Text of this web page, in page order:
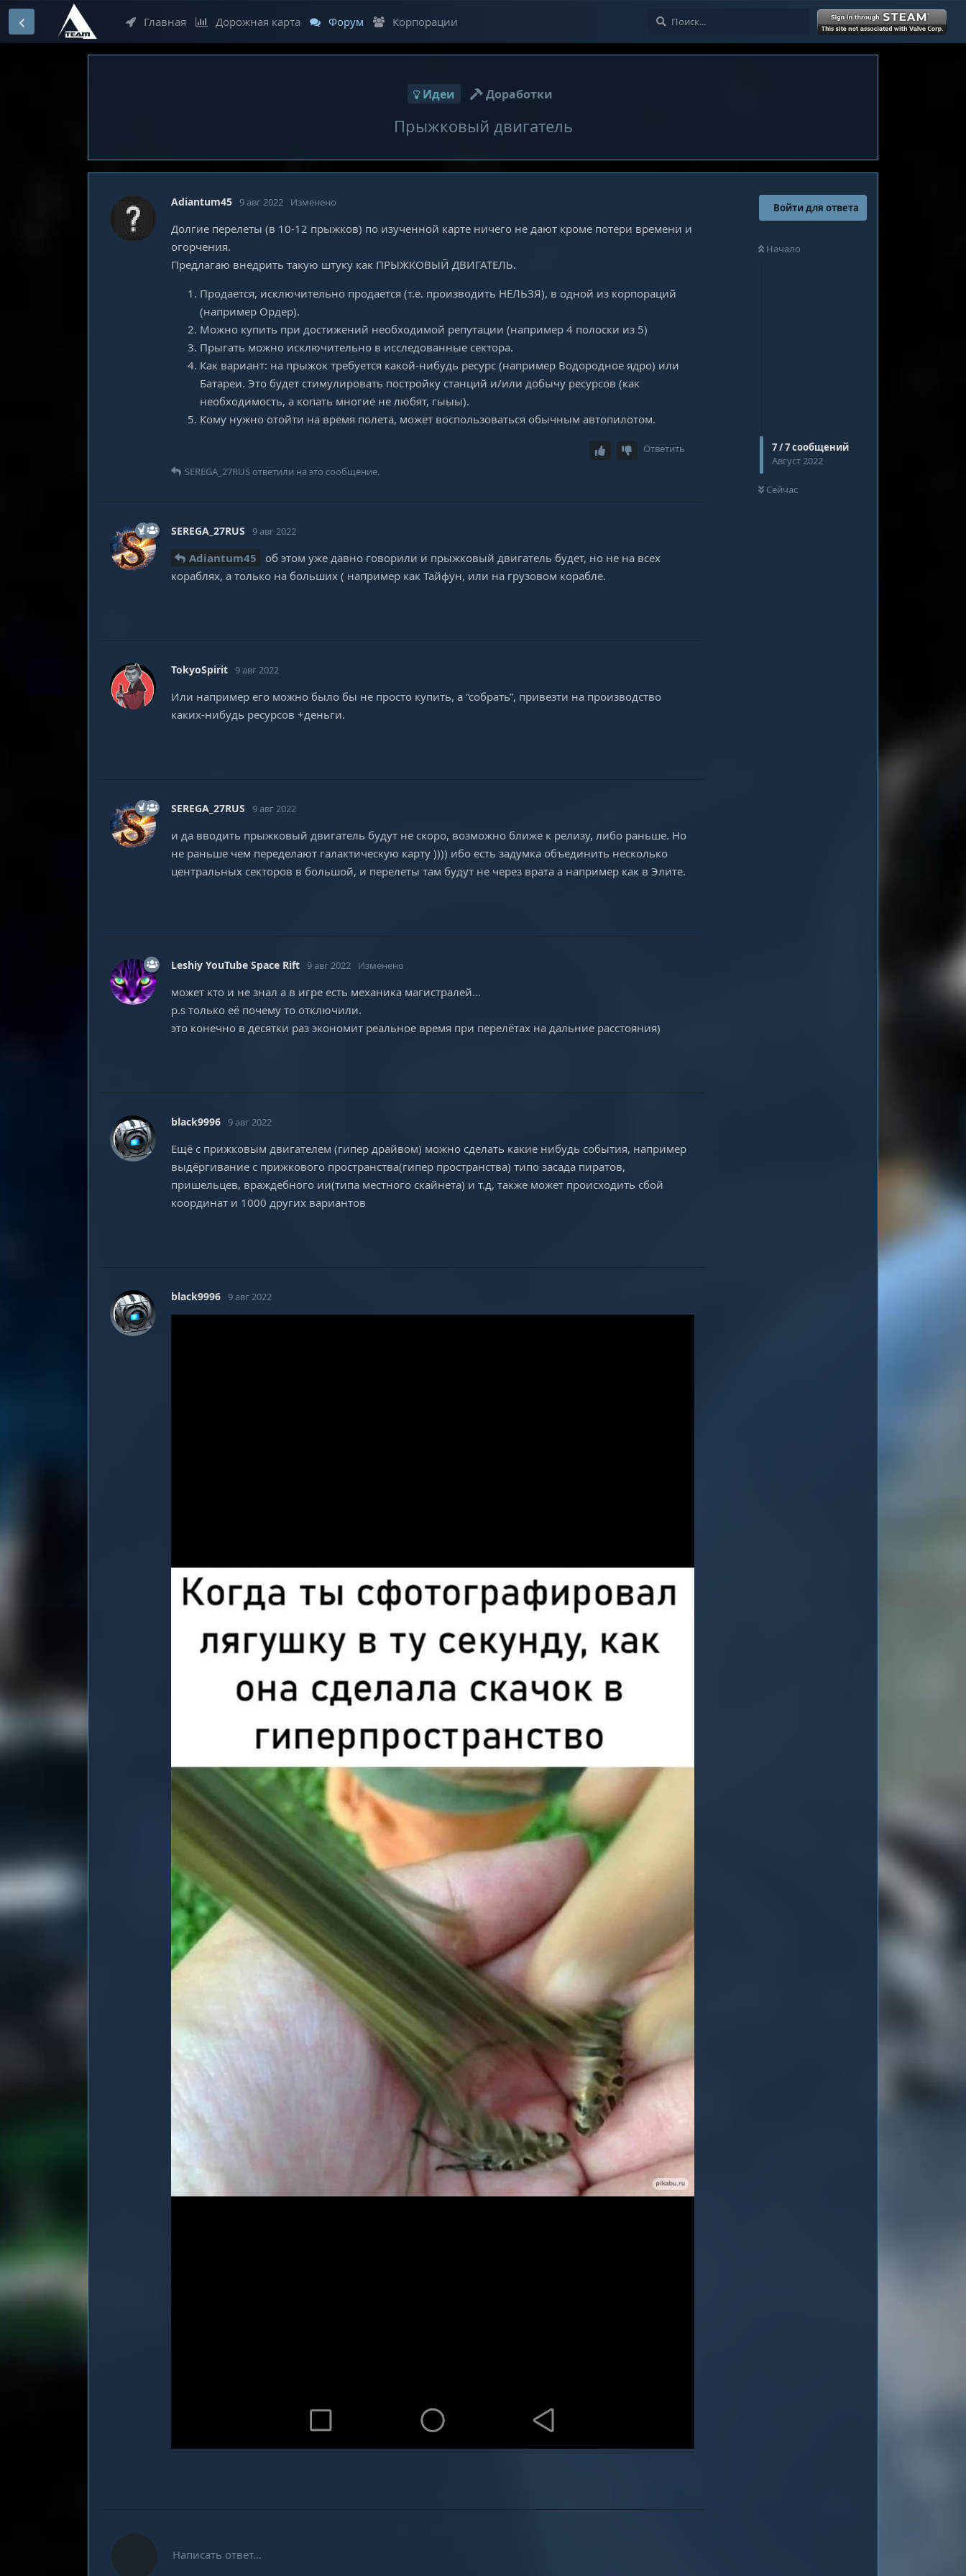
Главная Дорожная карта Форум Корпорации Войти
Идеи Доработки
Прыжковый двигатель
Войти для ответа
Начало
7/7сообщений
Август 2022
Сейчас
Adiantum45 9 авг 2022 Изменено
Долгие перелеты (в 10-12 прыжков) по изученной карте ничего не дают кроме потери времени и
огорчения.
Предлагаю внедрить такую штуку как ПРЫЖКОВЫЙ ДВИГАТЕЛЬ.
Продается, исключительно продается (т.е. производить НЕЛЬЗЯ), в одной из корпораций
(например Ордер).
Можно купить при достижений необходимой репутации (например 4 полоски из 5)
Прыгать можно исключительно в исследованные сектора.
Как вариант: на прыжок требуется какой-нибудь ресурс (например Водородное ядро) или
Батареи. Это будет стимулировать постройку станций и/или добычу ресурсов (как
необходимость, а копать многие не любят, гыыы).
Кому нужно отойти на время полета, может воспользоваться обычным автопилотом.
Ответить
SEREGA_27RUS ответили на это сообщение.
SEREGA_27RUS 9 авг 2022
Adiantum45
об этом уже давно говорили и прыжковый двигатель будет, но не на всех
кораблях, а только на больших ( например как Тайфун, или на грузовом корабле.
TokyoSpirit 9 авг 2022
Или например его можно было бы не просто купить, а “собрать”, привезти на производство
каких-нибудь ресурсов +деньги.
SEREGA_27RUS 9 авг 2022
и да вводить прыжковый двигатель будут не скоро, возможно ближе к релизу, либо раньше. Но
не раньше чем переделают галактическую карту )))) ибо есть задумка объединить несколько
центральных секторов в большой, и перелеты там будут не через врата а например как в Элите.
Leshiy YouTube Space Rift 9 авг 2022 Изменено
может кто и не знал а в игре есть механика магистралей…
p.s только её почему то отключили.
это конечно в десятки раз экономит реальное время при перелётах на дальние расстояния)
black9996 9 авг 2022
Ещё с прижковым двигателем (гипер драйвом) можно сделать какие нибудь события, например
выдёргивание с прижкового пространства(гипер пространства) типо засада пиратов,
пришельцев, враждебного ии(типа местного скайнета) и т.д, также может происходить сбой
координат и 1000 других вариантов
black9996 9 авг 2022
Написать ответ...